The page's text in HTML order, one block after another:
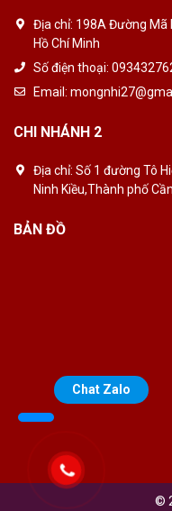
Chat Zalo
Địa chỉ: 198A Đường Mã
Hồ Chí Minh
Số điện thoại:
Email:
CHI NHÁNH 2
Địa chỉ: Số 1 đường Tô
Ninh Kiều,Thành phố
BẢN ĐỒ
©